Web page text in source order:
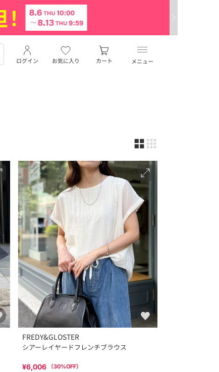
メニュー
お気に入り
ログイン カート
FREDY&GLOSTER
シアーレイヤードフレンチブラウス
¥6,006 （30%OFF）